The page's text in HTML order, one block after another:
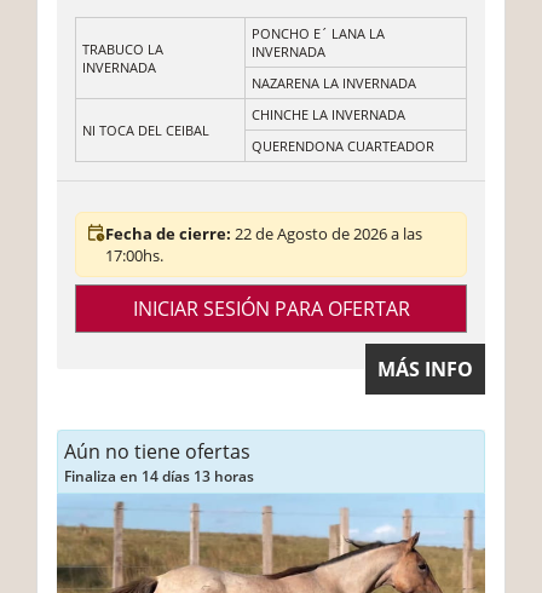
TRABUCO LA
INVERNADA
PONCHO E´ LANA LA
INVERNADA
NAZARENA LA INVERNADA
NI TOCA DEL CEIBAL
CHINCHE LA INVERNADA
QUERENDONA CUARTEADOR
Fecha de cierre: 22 de Agosto de 2026 a las
17:00hs.
INICIAR SESIÓN PARA OFERTAR
MÁS INFO
Aún no tiene ofertas
Finaliza en 14 días 13 horas